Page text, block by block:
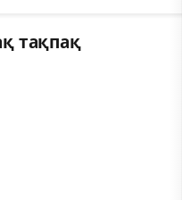
тақпақ